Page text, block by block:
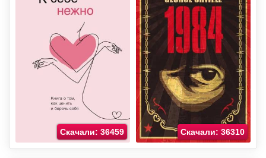
Скачали: 36459 Скачали: 36310